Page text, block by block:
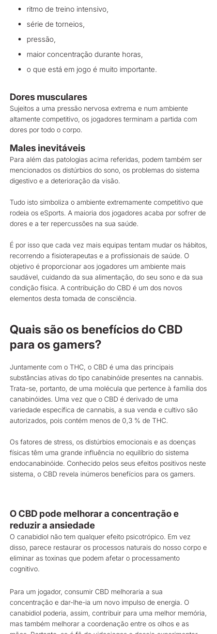
ritmo de treino intensivo,
série de torneios,
pressão,
maior concentração durante horas,
o que está em jogo é muito importante.
Dores musculares
Sujeitos a uma pressão nervosa extrema e num ambiente
altamente competitivo, os jogadores terminam a partida com
dores por todo o corpo.
Males inevitáveis
Para além das patologias acima referidas, podem também ser
mencionados os distúrbios do sono, os problemas do sistema
digestivo e a deterioração da visão.
Tudo isto simboliza o ambiente extremamente competitivo que
rodeia os eSports. A maioria dos jogadores acaba por sofrer de
dores e a ter repercussões na sua saúde.
É por isso que cada vez mais equipas tentam mudar os hábitos,
recorrendo a fisioterapeutas e a profissionais de saúde. O
objetivo é proporcionar aos jogadores um ambiente mais
saudável, cuidando da sua alimentação, do seu sono e da sua
condição física. A contribuição do CBD é um dos novos
elementos desta tomada de consciência.
Quais são os benefícios do CBD
para os gamers?
Juntamente com o THC, o CBD é uma das principais
substâncias ativas do tipo canabinóide presentes na cannabis.
Trata-se, portanto, de uma molécula que pertence à família dos
canabinóides. Uma vez que o CBD é derivado de uma
variedade específica de cannabis, a sua venda e cultivo são
autorizados, pois contém menos de 0,3 % de THC.
Os fatores de stress, os distúrbios emocionais e as doenças
físicas têm uma grande influência no equilíbrio do sistema
endocanabinóide. Conhecido pelos seus efeitos positivos neste
sistema, o CBD revela inúmeros benefícios para os gamers.
O CBD pode melhorar a concentração e
reduzir a ansiedade
O canabidiol não tem qualquer efeito psicotrópico. Em vez
disso, parece restaurar os processos naturais do nosso corpo e
eliminar as toxinas que podem afetar o processamento
cognitivo.
Para um jogador, consumir CBD melhoraria a sua
concentração e dar-lhe-ia um novo impulso de energia. O
canabidiol poderia, assim, contribuir para uma melhor memória,
mas também melhorar a coordenação entre os olhos e as